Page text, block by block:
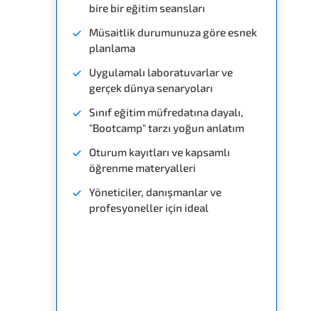
bire bir eğitim seansları
Müsaitlik durumunuza göre esnek
planlama
Uygulamalı laboratuvarlar ve
gerçek dünya senaryoları
Sınıf eğitim müfredatına dayalı,
"Bootcamp" tarzı yoğun anlatım
Oturum kayıtları ve kapsamlı
öğrenme materyalleri
Yöneticiler, danışmanlar ve
profesyoneller için ideal